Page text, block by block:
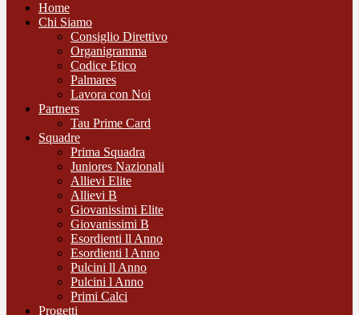
Home
Chi Siamo
Consiglio Direttivo
Organigramma
Codice Etico
Palmares
Lavora con Noi
Partners
Tau Prime Card
Squadre
Prima Squadra
Juniores Nazionali
Allievi Elite
Allievi B
Giovanissimi Elite
Giovanissimi B
Esordienti ll Anno
Esordienti l Anno
Pulcini ll Anno
Pulcini l Anno
Primi Calci
Progetti